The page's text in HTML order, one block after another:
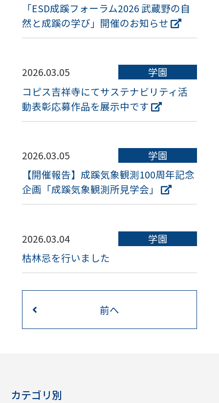
「ESD成蹊フォーラム2026 武蔵野の自
然と成蹊の学び」開催のお知らせ
2026.03.05
学園
コピス吉祥寺にてサステナビリティ活
動表彰応募作品を展示中です
2026.03.05
学園
【開催報告】成蹊気象観測100周年記念
企画「成蹊気象観測所見学会」
2026.03.04
学園
枯林忌を行いました
前へ
カテゴリ別